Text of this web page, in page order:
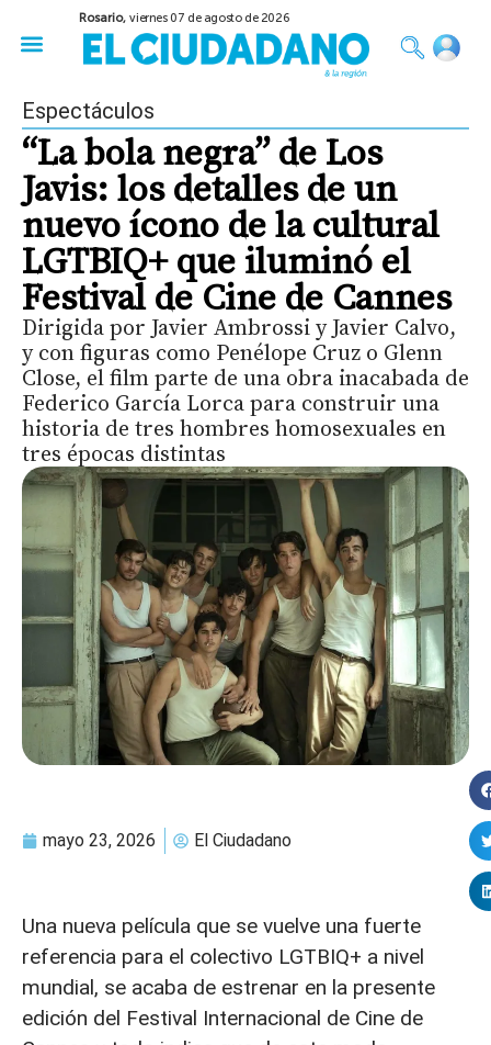
Rosario,viernes 07 de agosto de 2026
Espectáculos
“La bola negra” de Los
Javis: los detalles de un
nuevo ícono de la cultural
LGTBIQ+ que iluminó el
Festival de Cine de Cannes
Dirigida por Javier Ambrossi y Javier Calvo,
y con figuras como Penélope Cruz o Glenn
Close, el film parte de una obra inacabada de
Federico García Lorca para construir una
historia de tres hombres homosexuales en
tres épocas distintas
mayo 23, 2026 El Ciudadano
Una nueva película que se vuelve una fuerte
referencia para el colectivo LGTBIQ+ a nivel
mundial, se acaba de estrenar en la presente
edición del Festival Internacional de Cine de